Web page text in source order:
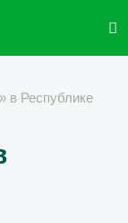
в Республике